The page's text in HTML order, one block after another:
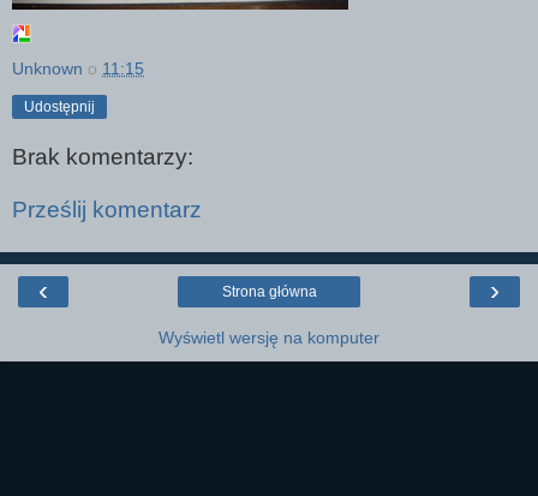
Unknown o 11:15
Udostępnij
Brak komentarzy:
Prześlij komentarz
‹ ›
Strona główna
Wyświetl wersję na komputer